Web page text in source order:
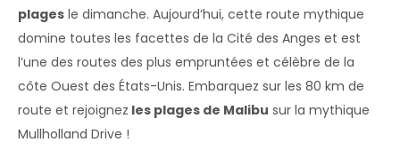
plages le dimanche. Aujourd’hui, cette route mythique
domine toutes les facettes de la Cité des Anges et est
l’une des routes des plus empruntées et célèbre de la
côte Ouest des États-Unis. Embarquez sur les 80 km de
route et rejoignez les plages de Malibu sur la mythique
Mullholland Drive !